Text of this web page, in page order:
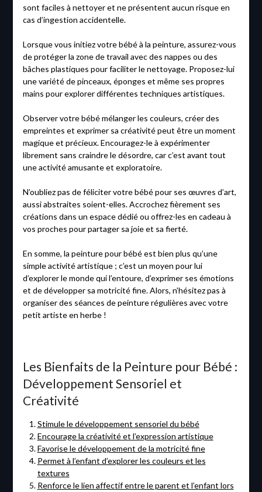
sont faciles à nettoyer et ne présentent aucun risque en
cas d’ingestion accidentelle.
Lorsque vous initiez votre bébé à la peinture, assurez-vous
de protéger la zone de travail avec des nappes ou des
bâches plastiques pour faciliter le nettoyage. Proposez-lui
une variété de pinceaux, éponges et même ses propres
mains pour explorer différentes techniques artistiques.
Observer votre bébé mélanger les couleurs, créer des
empreintes et exprimer sa créativité peut être un moment
magique et précieux. Encouragez-le à expérimenter
librement sans craindre le désordre, car c’est avant tout
une activité amusante et exploratoire.
N’oubliez pas de féliciter votre bébé pour ses œuvres d’art,
aussi abstraites soient-elles. Accrochez fièrement ses
créations dans un espace dédié ou offrez-les en cadeau à
vos proches pour partager sa joie et sa fierté.
En somme, la peinture pour bébé est bien plus qu’une
simple activité artistique ; c’est un moyen pour lui
d’explorer le monde qui l’entoure, d’exprimer ses émotions
et de développer sa motricité fine. Alors, n’hésitez pas à
organiser des séances de peinture régulières avec votre
petit artiste en herbe !
Les Bienfaits de la Peinture pour Bébé :
Développement Sensoriel et
Créativité
Stimule le développement sensoriel du bébé
Encourage la créativité et l’expression artistique
Favorise le développement de la motricité fine
Permet à l’enfant d’explorer les couleurs et les
textures
Renforce le lien affectif entre le parent et l’enfant lors